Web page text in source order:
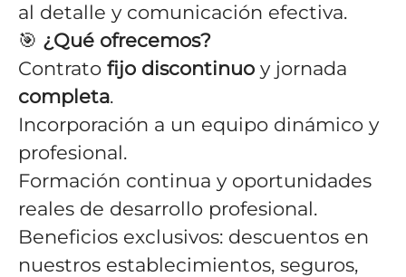
al detalle y comunicación efectiva.
🎯 ¿Qué ofrecemos?
Contrato fijo discontinuo y jornada
completa.
Incorporación a un equipo dinámico y
profesional.
Formación continua y oportunidades
reales de desarrollo profesional.
Beneficios exclusivos: descuentos en
nuestros establecimientos, seguros,